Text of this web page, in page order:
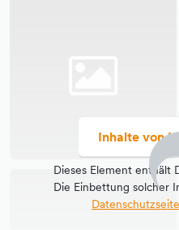
Inhalte von
Dieses Element enthält
Die Einbettung solcher
Datenschutzseite